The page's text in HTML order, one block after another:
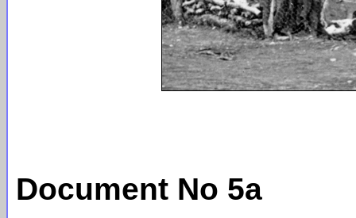
Document No 5a